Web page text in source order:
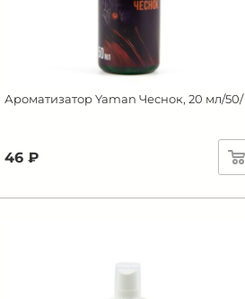
Ароматизатор Yaman Чеснок, 20 мл/50/
46 ₽